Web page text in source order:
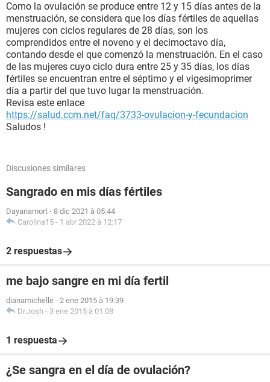
Como la ovulación se produce entre 12 y 15 días antes de la
menstruación, se considera que los días fértiles de aquellas
mujeres con ciclos regulares de 28 días, son los
comprendidos entre el noveno y el decimoctavo día,
contando desde el que comenzó la menstruación. En el caso
de las mujeres cuyo ciclo dura entre 25 y 35 días, los días
fértiles se encuentran entre el séptimo y el vigesimoprimer
día a partir del que tuvo lugar la menstruación.
Revisa este enlace
https://salud.ccm.net/faq/3733-ovulacion-y-fecundacion
Saludos !
Discusiones similares
Sangrado en mis días fértiles
Dayanamort - 8 dic 2021 à 05:44
Carolina15 - 1 abr 2022 à 12:17
2 respuestas
me bajo sangre en mi día fertil
dianamichelle - 2 ene 2015 à 19:39
Dr.Josh - 3 ene 2015 à 01:08
1 respuesta
¿Se sangra en el día de ovulación?